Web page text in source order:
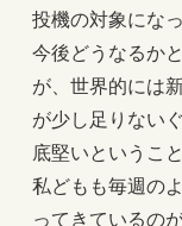
投機の対象にな
今後どうなるか
が、世界的には
が少し足りない
底堅いというこ
私どもも毎週の
ってきているの